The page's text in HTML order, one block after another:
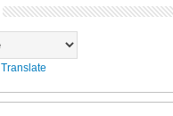
Translate